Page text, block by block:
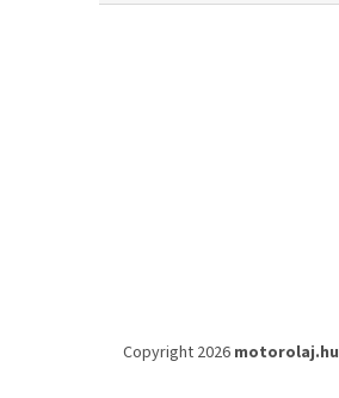
Copyright 2026 motorolaj.hu